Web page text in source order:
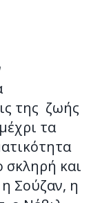
της ζωής
τα
σκληρή και
Σούζαν, η